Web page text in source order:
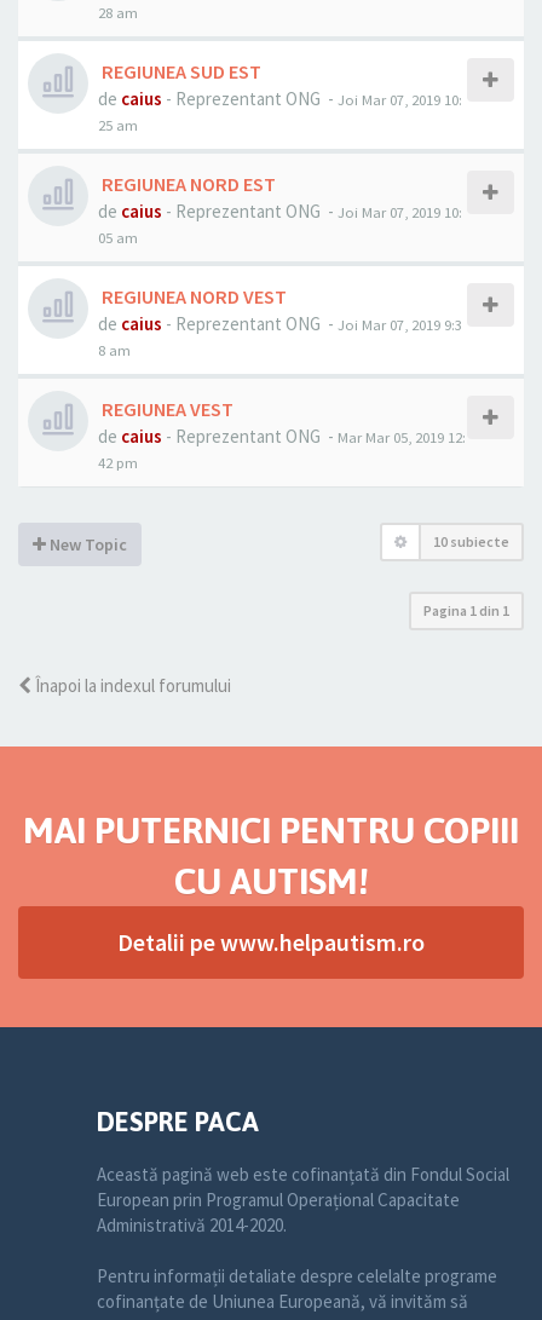
28 am
REGIUNEA SUD EST
de caius - Reprezentant ONG - Joi Mar 07, 2019 10:
25 am
REGIUNEA NORD EST
de caius - Reprezentant ONG - Joi Mar 07, 2019 10:
05 am
REGIUNEA NORD VEST
de caius - Reprezentant ONG - Joi Mar 07, 2019 9:3
8 am
REGIUNEA VEST
de caius - Reprezentant ONG - Mar Mar 05, 2019 12:
42 pm
New Topic 10 subiecte
Pagina 1 din 1
Înapoi la indexul forumului
MAI PUTERNICI PENTRU COPIII
CU AUTISM!
Detalii pe www.helpautism.ro
DESPRE PACA
Această pagină web este cofinanțată din Fondul Social
European prin Programul Operațional Capacitate
Administrativă 2014-2020.
Pentru informații detaliate despre celelalte programe
cofinanțate de Uniunea Europeană, vă invităm să